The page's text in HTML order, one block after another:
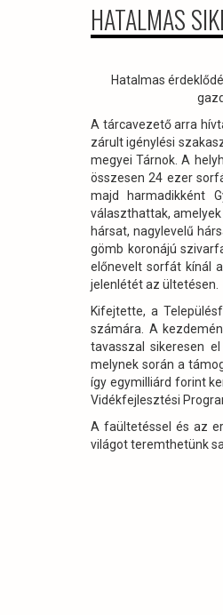
HATALMAS
Hatalmas
A tárcavezető arra
zárult igénylési
megyei Tárnok. A
összesen 24 ezer
majd harmadikként
választhattak,
hársat, nagylevelű
gömb koronájú
előnevelt sorfát kínál
jelenlétét az ültetésen.
Kifejtette, a
számára. A
tavasszal sikeresen
melynek során a
így egymilliárd forint
Vidékfejlesztési
A faültetéssel és az
világot teremthetünk